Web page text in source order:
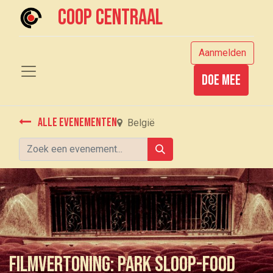
Coop centraal
Aanmelden
Doe mee
Alle evenementen België
Filmvertoning: Park Sloop-Food